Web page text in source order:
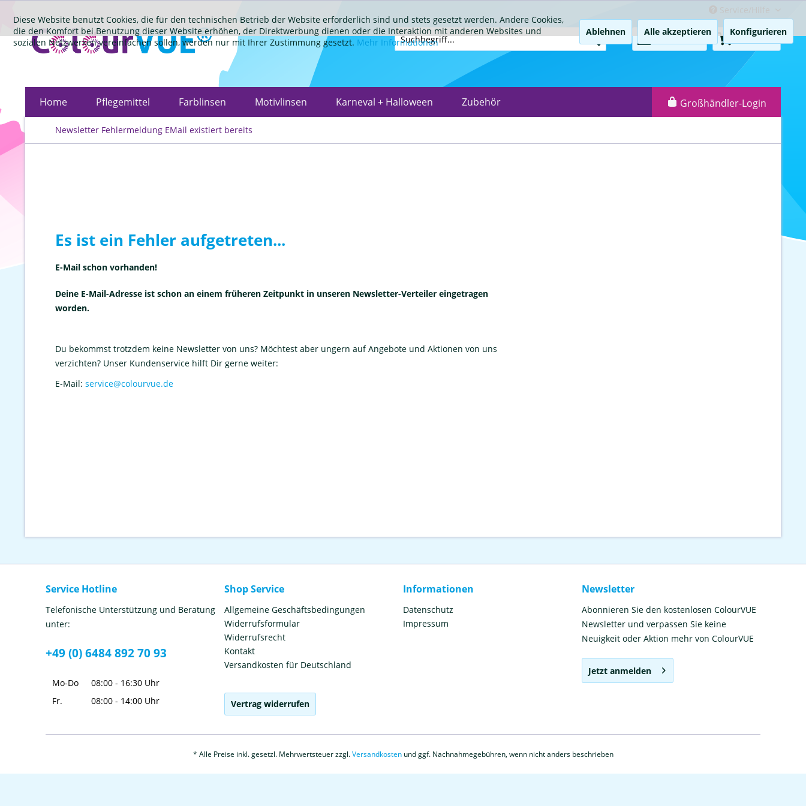
Service/Hilfe
Mein Konto 0,00 € *
Home Pflegemittel Farblinsen Motivlinsen Karneval + Halloween Zubehör Großhändler-Login
Newsletter Fehlermeldung EMail existiert bereits
Es ist ein Fehler aufgetreten...
E-Mail schon vorhanden!
Deine E-Mail-Adresse ist schon an einem früheren Zeitpunkt in unseren Newsletter-Verteiler eingetragen
worden.
Du bekommst trotzdem keine Newsletter von uns? Möchtest aber ungern auf Angebote und Aktionen von uns
verzichten? Unser Kundenservice hilft Dir gerne weiter:
E-Mail: service@colourvue.de
Service Hotline
Telefonische Unterstützung und Beratung
unter:
+49 (0) 6484 892 70 93
Mo-Do
08:00 - 16:30 Uhr
Fr.
08:00 - 14:00 Uhr
Shop Service
Allgemeine Geschäftsbedingungen
Widerrufsformular
Widerrufsrecht
Kontakt
Versandkosten für Deutschland
Vertrag widerrufen
Informationen
Datenschutz
Impressum
Newsletter
Abonnieren Sie den kostenlosen ColourVUE
Newsletter und verpassen Sie keine
Neuigkeit oder Aktion mehr von ColourVUE
Jetzt anmelden
* Alle Preise inkl. gesetzl. Mehrwertsteuer zzgl.Versandkostenund ggf. Nachnahmegebühren, wenn nicht anders beschrieben
Diese Website benutzt Cookies, die für den technischen Betrieb der Website erforderlich sind und stets gesetzt werden. Andere Cookies,
die den Komfort bei Benutzung dieser Website erhöhen, der Direktwerbung dienen oder die Interaktion mit anderen Websites und
sozialen Netzwerken vereinfachen sollen, werden nur mit Ihrer Zustimmung gesetzt. Mehr Informationen
Ablehnen Alle akzeptieren Konfigurieren